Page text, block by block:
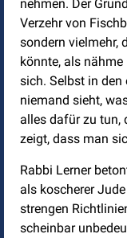
nehmen. Der
Verzehr von
sondern vielmehr,
könnte, als
sich. Selbst in den
niemand sieht,
alles dafür zu tun,
zeigt, dass man
Rabbi Lerner
als koscherer
strengen
scheinbar